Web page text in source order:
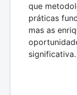
que
práticas
mas as
significativa.